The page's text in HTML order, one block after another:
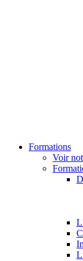
Formations
Voir